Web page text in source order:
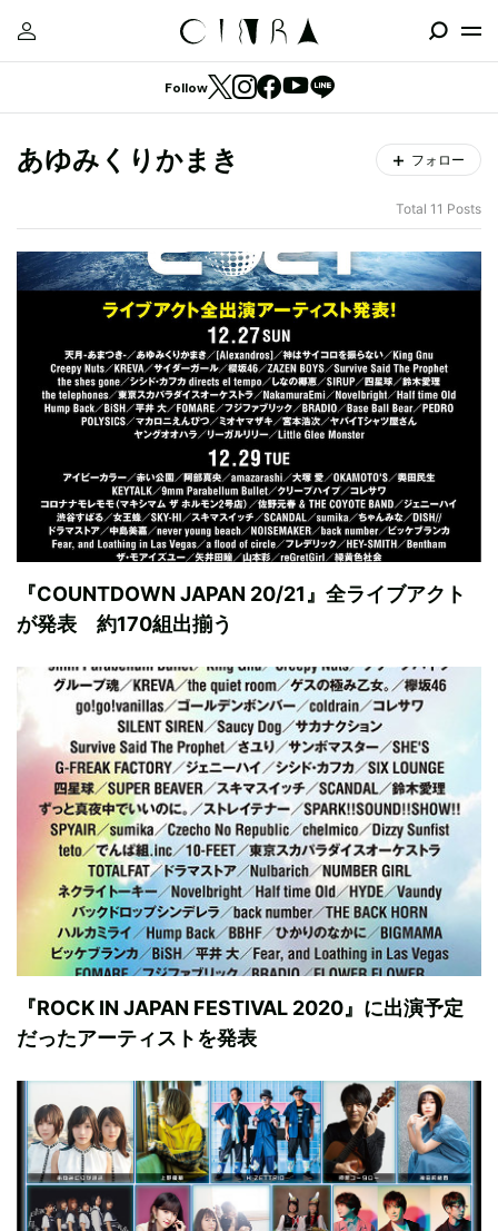
Follow
あゆみくりかまき フォロー
Total 11 Posts
『COUNTDOWN JAPAN 20/21』全ライブアクト
が発表 約170組出揃う
『ROCK IN JAPAN FESTIVAL 2020』に出演予定
だったアーティストを発表